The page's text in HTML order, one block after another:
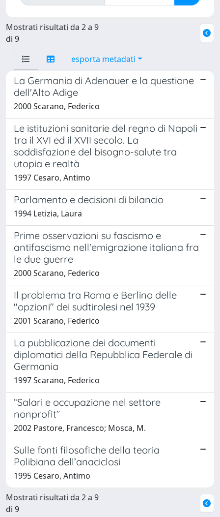
Mostrati risultati da 2 a 9
di 9
esporta metadati
La Germania di Adenauer e la questione
dell'Alto Adige
2000 Scarano, Federico
Le istituzioni sanitarie del regno di Napoli
tra il XVI ed il XVII secolo. La
soddisfazione del bisogno-salute tra
utopia e realtà
1997 Cesaro, Antimo
Parlamento e decisioni di bilancio
1994 Letizia, Laura
Prime osservazioni su fascismo e
antifascismo nell'emigrazione italiana fra
le due guerre
2000 Scarano, Federico
Il problema tra Roma e Berlino delle
"opzioni" dei sudtirolesi nel 1939
2001 Scarano, Federico
La pubblicazione dei documenti
diplomatici della Repubblica Federale di
Germania
1997 Scarano, Federico
“Salari e occupazione nel settore
nonprofit”
2002 Pastore, Francesco; Mosca, M.
Sulle fonti filosofiche della teoria
Polibiana dell’anaciclosi
1995 Cesaro, Antimo
Mostrati risultati da 2 a 9
di 9